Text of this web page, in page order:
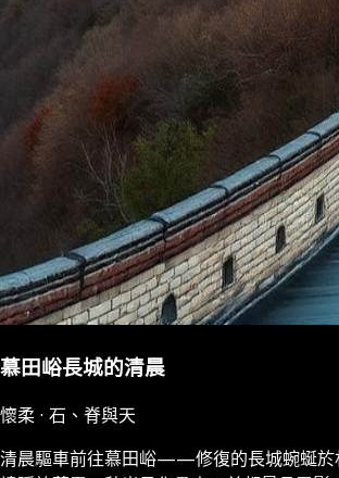
慕田峪長城的清晨
懷柔 · 石、脊與天
清晨驅車前往慕田峪——修復的長城蜿蜒於